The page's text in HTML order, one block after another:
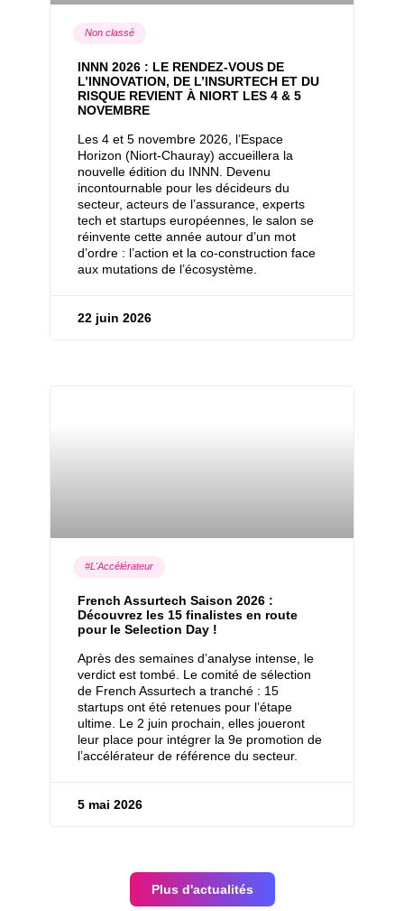
Non classé
INNN 2026 : LE RENDEZ-VOUS DE
L’INNOVATION, DE L’INSURTECH ET DU
RISQUE REVIENT À NIORT LES 4 & 5
NOVEMBRE
Les 4 et 5 novembre 2026, l’Espace
Horizon (Niort-Chauray) accueillera la
nouvelle édition du INNN. Devenu
incontournable pour les décideurs du
secteur, acteurs de l’assurance, experts
tech et startups européennes, le salon se
réinvente cette année autour d’un mot
d’ordre : l’action et la co-construction face
aux mutations de l’écosystème.
22 juin 2026
#L'Accélérateur
French Assurtech Saison 2026 :
Découvrez les 15 finalistes en route
pour le Selection Day !
Après des semaines d’analyse intense, le
verdict est tombé. Le comité de sélection
de French Assurtech a tranché : 15
startups ont été retenues pour l’étape
ultime. Le 2 juin prochain, elles joueront
leur place pour intégrer la 9e promotion de
l’accélérateur de référence du secteur.
5 mai 2026
Plus d'actualités